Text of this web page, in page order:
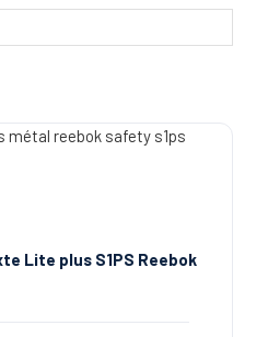
Lite plus S1PS Reebok